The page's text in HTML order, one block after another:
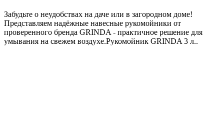
Забудьте о неудобствах на даче или в загородном доме!
Представляем надёжные навесные рукомойники от
проверенного бренда GRINDA - практичное решение для
умывания на свежем воздухе.Рукомойник GRINDA 3 л..